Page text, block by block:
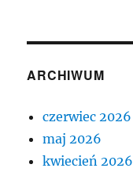
ARCHIWUM
czerwiec 2026
maj 2026
kwiecień 2026